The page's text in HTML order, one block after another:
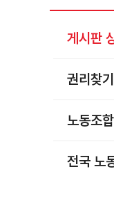
게시판
권리찾
노동조
전국 노
찾아보기
노동조합 가입 안내